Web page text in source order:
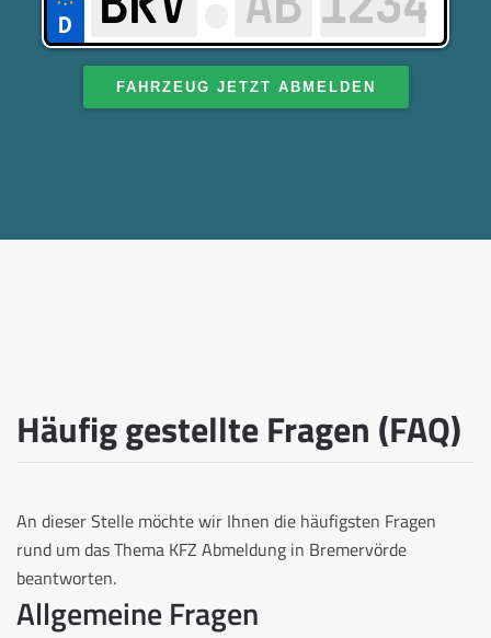
FAHRZEUG JETZT ABMELDEN
Häufig gestellte Fragen (FAQ)
An dieser Stelle möchte wir Ihnen die häufigsten Fragen
rund um das Thema KFZ Abmeldung in Bremervörde
beantworten.
Allgemeine Fragen